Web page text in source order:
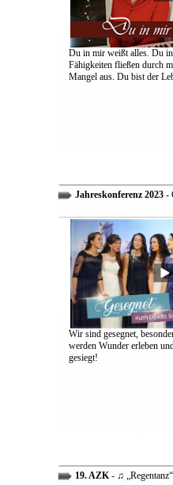
Du in mir weißt alles. Du
Fähigkeiten fließen durch
Mangel aus. Du bist der
Jahreskonferenz 2023-
Wir sind gesegnet,
werden Wunder erleben
gesiegt!
19. AZK- ♫